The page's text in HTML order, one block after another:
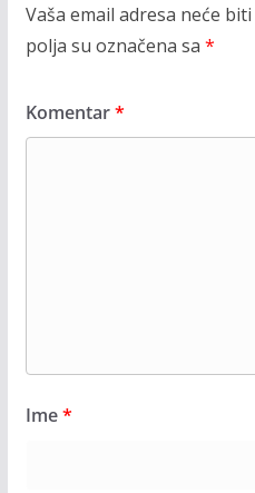
Vaša email adresa neće
polja su označena sa *
Komentar*
Ime*